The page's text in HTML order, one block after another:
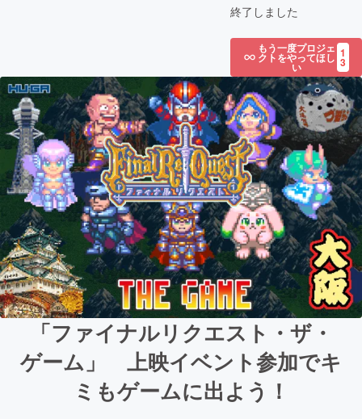
終了しました
もう一度プロジェ
クトをやってほし
い
1
3
「ファイナルリクエスト・ザ・
ゲーム」 上映イベント参加でキ
ミもゲームに出よう！